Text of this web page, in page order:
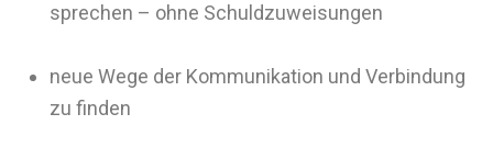
sprechen – ohne Schuldzuweisungen
neue Wege der Kommunikation und Verbindung
zu finden